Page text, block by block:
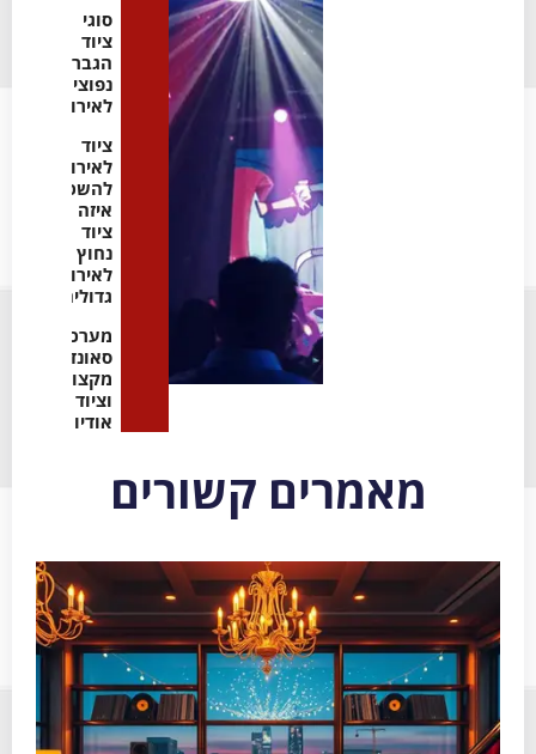
סוגי
ציוד
הגברה
נפוצים
לאירועים
ציוד
לאירועים
להשכרה:
איזה
ציוד
נחוץ
לאירועים
גדולים
מערכות
סאונד
מקצועיות
וציוד
אודיו
מאמרים קשורים